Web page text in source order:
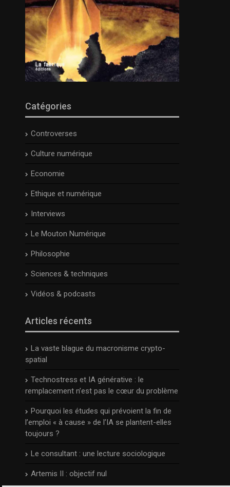
Catégories
Controverses
Culture numérique
Economie
Ethique et numérique
Interviews
Le Mouton Numérique
Philosophie
Sciences & techniques
Vidéos & podcasts
Articles récents
La vaste blague du macronisme crypto-
spatial
Technostress et IA générative : le
remplacement n’est pas le cœur du problème
Pourquoi les études qui prévoient la fin de
l’emploi « à cause » de l’IA se plantent-elles
toujours ?
Le consultant : une lecture sociologique
Artemis II : objectif nul